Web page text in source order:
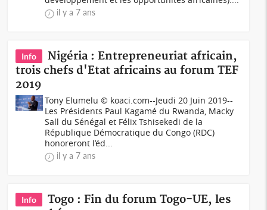
il y a 7 ans
Info
Nigéria : Entrepreneuriat africain,
trois chefs d'Etat africains au forum TEF
2019
Tony Elumelu © koaci.com--Jeudi 20 Juin 2019--
Les Présidents Paul Kagamé du Rwanda, Macky
Sall du Sénégal et Félix Tshisekedi de la
République Démocratique du Congo (RDC)
honoreront l’éd...
il y a 7 ans
Info
Togo : Fin du forum Togo-UE, les